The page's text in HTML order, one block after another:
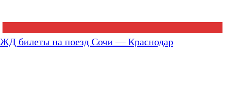
ЖД билеты на поезд Сочи — Краснодар